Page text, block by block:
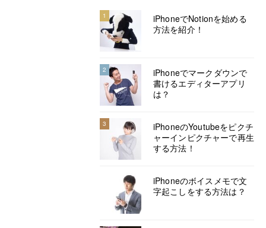
1
iPhoneでNotionを始める
方法を紹介！
2
iPhoneでマークダウンで
書けるエディターアプリ
は？
3
iPhoneのYoutubeをピクチ
ャーインピクチャーで再生
する方法！
iPhoneのボイスメモで文
字起こしをする方法は？